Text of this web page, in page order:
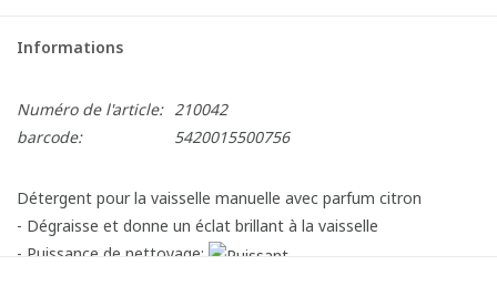
Informations
Numéro de l'article: 210042
barcode:
5420015500756
Détergent pour la vaisselle manuelle avec parfum citron
- Dégraisse et donne un éclat brillant à la vaisselle
- Puissance de nettoyage: